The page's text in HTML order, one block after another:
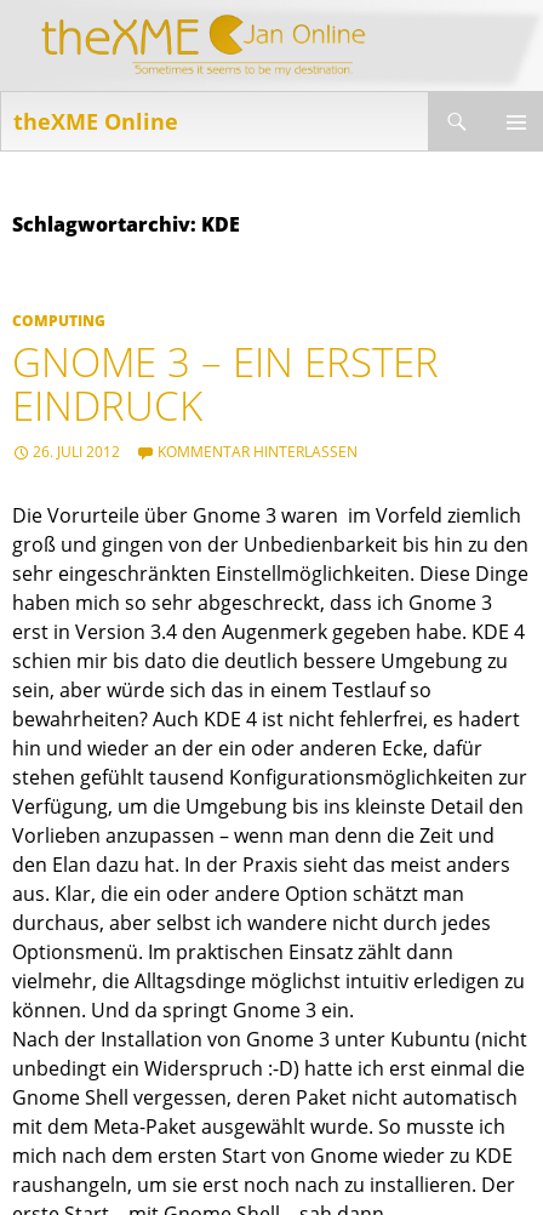
theXME Online
Schlagwortarchiv: KDE
COMPUTING
GNOME 3 – EIN ERSTER
EINDRUCK
26. JULI 2012 KOMMENTAR HINTERLASSEN
Die Vorurteile über Gnome 3 waren im Vorfeld ziemlich
groß und gingen von der Unbedienbarkeit bis hin zu den
sehr eingeschränkten Einstellmöglichkeiten. Diese Dinge
haben mich so sehr abgeschreckt, dass ich Gnome 3
erst in Version 3.4 den Augenmerk gegeben habe. KDE 4
schien mir bis dato die deutlich bessere Umgebung zu
sein, aber würde sich das in einem Testlauf so
bewahrheiten? Auch KDE 4 ist nicht fehlerfrei, es hadert
hin und wieder an der ein oder anderen Ecke, dafür
stehen gefühlt tausend Konfigurationsmöglichkeiten zur
Verfügung, um die Umgebung bis ins kleinste Detail den
Vorlieben anzupassen – wenn man denn die Zeit und
den Elan dazu hat. In der Praxis sieht das meist anders
aus. Klar, die ein oder andere Option schätzt man
durchaus, aber selbst ich wandere nicht durch jedes
Optionsmenü. Im praktischen Einsatz zählt dann
vielmehr, die Alltagsdinge möglichst intuitiv erledigen zu
können. Und da springt Gnome 3 ein.
Nach der Installation von Gnome 3 unter Kubuntu (nicht
unbedingt ein Widerspruch :-D) hatte ich erst einmal die
Gnome Shell vergessen, deren Paket nicht automatisch
mit dem Meta-Paket ausgewählt wurde. So musste ich
mich nach dem ersten Start von Gnome wieder zu KDE
raushangeln, um sie erst noch nach zu installieren. Der